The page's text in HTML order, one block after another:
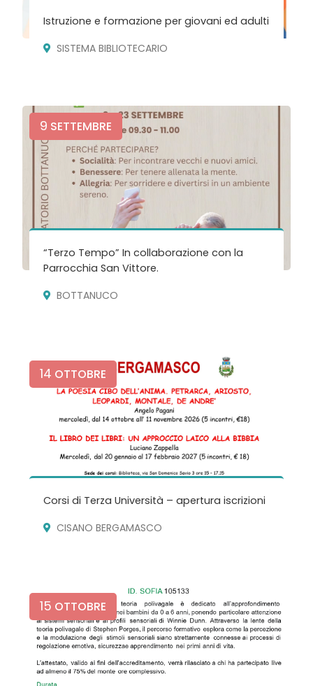
Istruzione e formazione per giovani ed adulti
SISTEMA BIBLIOTECARIO
9 SETTEMBRE
“Terzo Tempo” In collaborazione con la
Parrocchia San Vittore.
BOTTANUCO
14 OTTOBRE
Corsi di Terza Università – apertura iscrizioni
CISANO BERGAMASCO
15 OTTOBRE